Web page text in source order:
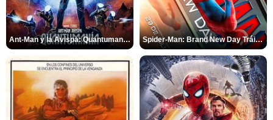
Ant-Man y la Avispa: Quantumanía Tráiler (2) Spider-Man: Brand New Day Tráiler (3)